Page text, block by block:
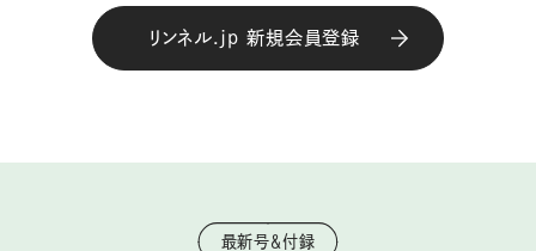
リンネル.jp 新規会員登録
最新号＆付録